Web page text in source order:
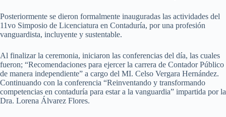
Posteriormente se dieron formalmente inauguradas las actividades del
11vo Simposio de Licenciatura en Contaduría, por una profesión
vanguardista, incluyente y sustentable.
Al finalizar la ceremonia, iniciaron las conferencias del día, las cuales
fueron; “Recomendaciones para ejercer la carrera de Contador Público
de manera independiente” a cargo del MI. Celso Vergara Hernández.
Continuando con la conferencia “Reinventando y transformando
competencias en contaduría para estar a la vanguardia” impartida por la
Dra. Lorena Álvarez Flores.